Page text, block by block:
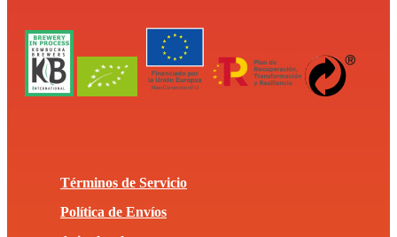
Términos de Servicio
Política de Envíos